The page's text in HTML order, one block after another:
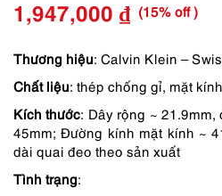
Giá
gốc
là:
1,947,000 ₫
Giá
hiện
tại
là:
(15% off )
Thương hiệu: Calvin Klein –
Chất liệu: thép chống gỉ, mặt
Kích thước: Dây rộng ~
45mm; Đường kính mặt kính ~
dài quai đeo theo sản xuất
Tình trạng: